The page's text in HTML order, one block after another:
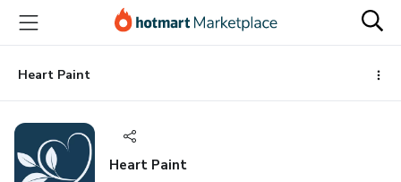
principal
página
de
página
Heart Paint
Heart Paint